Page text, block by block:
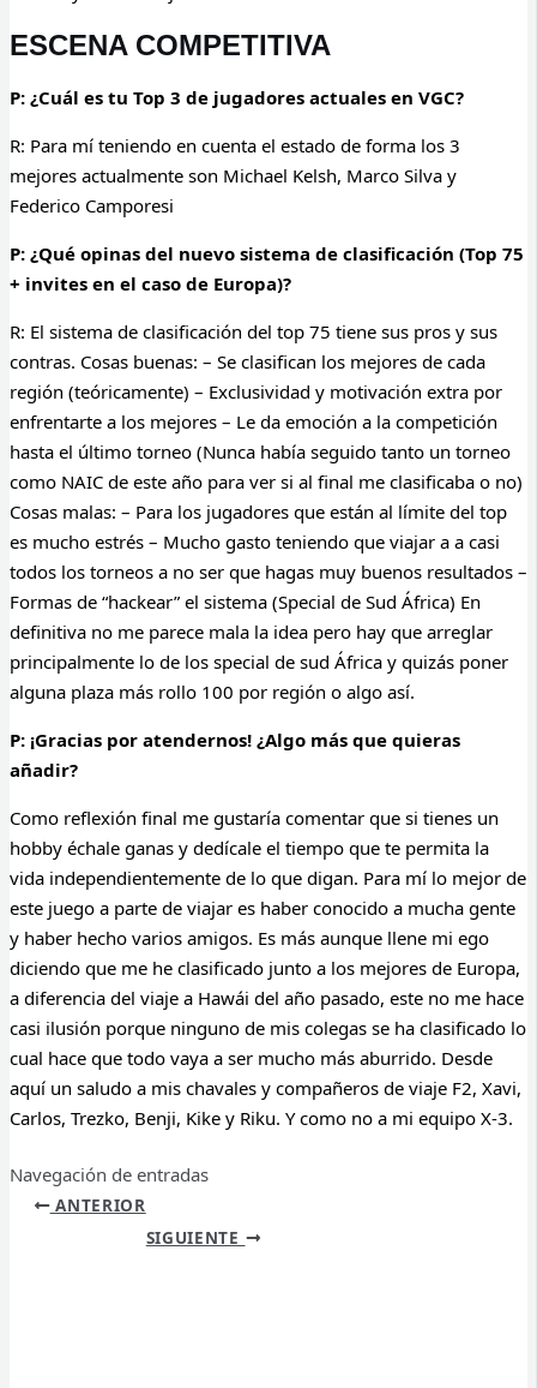
ESCENA COMPETITIVA
P: ¿Cuál es tu Top 3 de jugadores actuales en VGC?
R: Para mí teniendo en cuenta el estado de forma los 3
mejores actualmente son Michael Kelsh, Marco Silva y
Federico Camporesi
P: ¿Qué opinas del nuevo sistema de clasificación (Top 75
+ invites en el caso de Europa)?
R: El sistema de clasificación del top 75 tiene sus pros y sus
contras. Cosas buenas: – Se clasifican los mejores de cada
región (teóricamente) – Exclusividad y motivación extra por
enfrentarte a los mejores – Le da emoción a la competición
hasta el último torneo (Nunca había seguido tanto un torneo
como NAIC de este año para ver si al final me clasificaba o no)
Cosas malas: – Para los jugadores que están al límite del top
es mucho estrés – Mucho gasto teniendo que viajar a a casi
todos los torneos a no ser que hagas muy buenos resultados –
Formas de “hackear” el sistema (Special de Sud África) En
definitiva no me parece mala la idea pero hay que arreglar
principalmente lo de los special de sud África y quizás poner
alguna plaza más rollo 100 por región o algo así.
P: ¡Gracias por atendernos! ¿Algo más que quieras
añadir?
Como reflexión final me gustaría comentar que si tienes un
hobby échale ganas y dedícale el tiempo que te permita la
vida independientemente de lo que digan. Para mí lo mejor de
este juego a parte de viajar es haber conocido a mucha gente
y haber hecho varios amigos. Es más aunque llene mi ego
diciendo que me he clasificado junto a los mejores de Europa,
a diferencia del viaje a Hawái del año pasado, este no me hace
casi ilusión porque ninguno de mis colegas se ha clasificado lo
cual hace que todo vaya a ser mucho más aburrido. Desde
aquí un saludo a mis chavales y compañeros de viaje F2, Xavi,
Carlos, Trezko, Benji, Kike y Riku. Y como no a mi equipo X-3.
Navegación de entradas
ANTERIOR
SIGUIENTE